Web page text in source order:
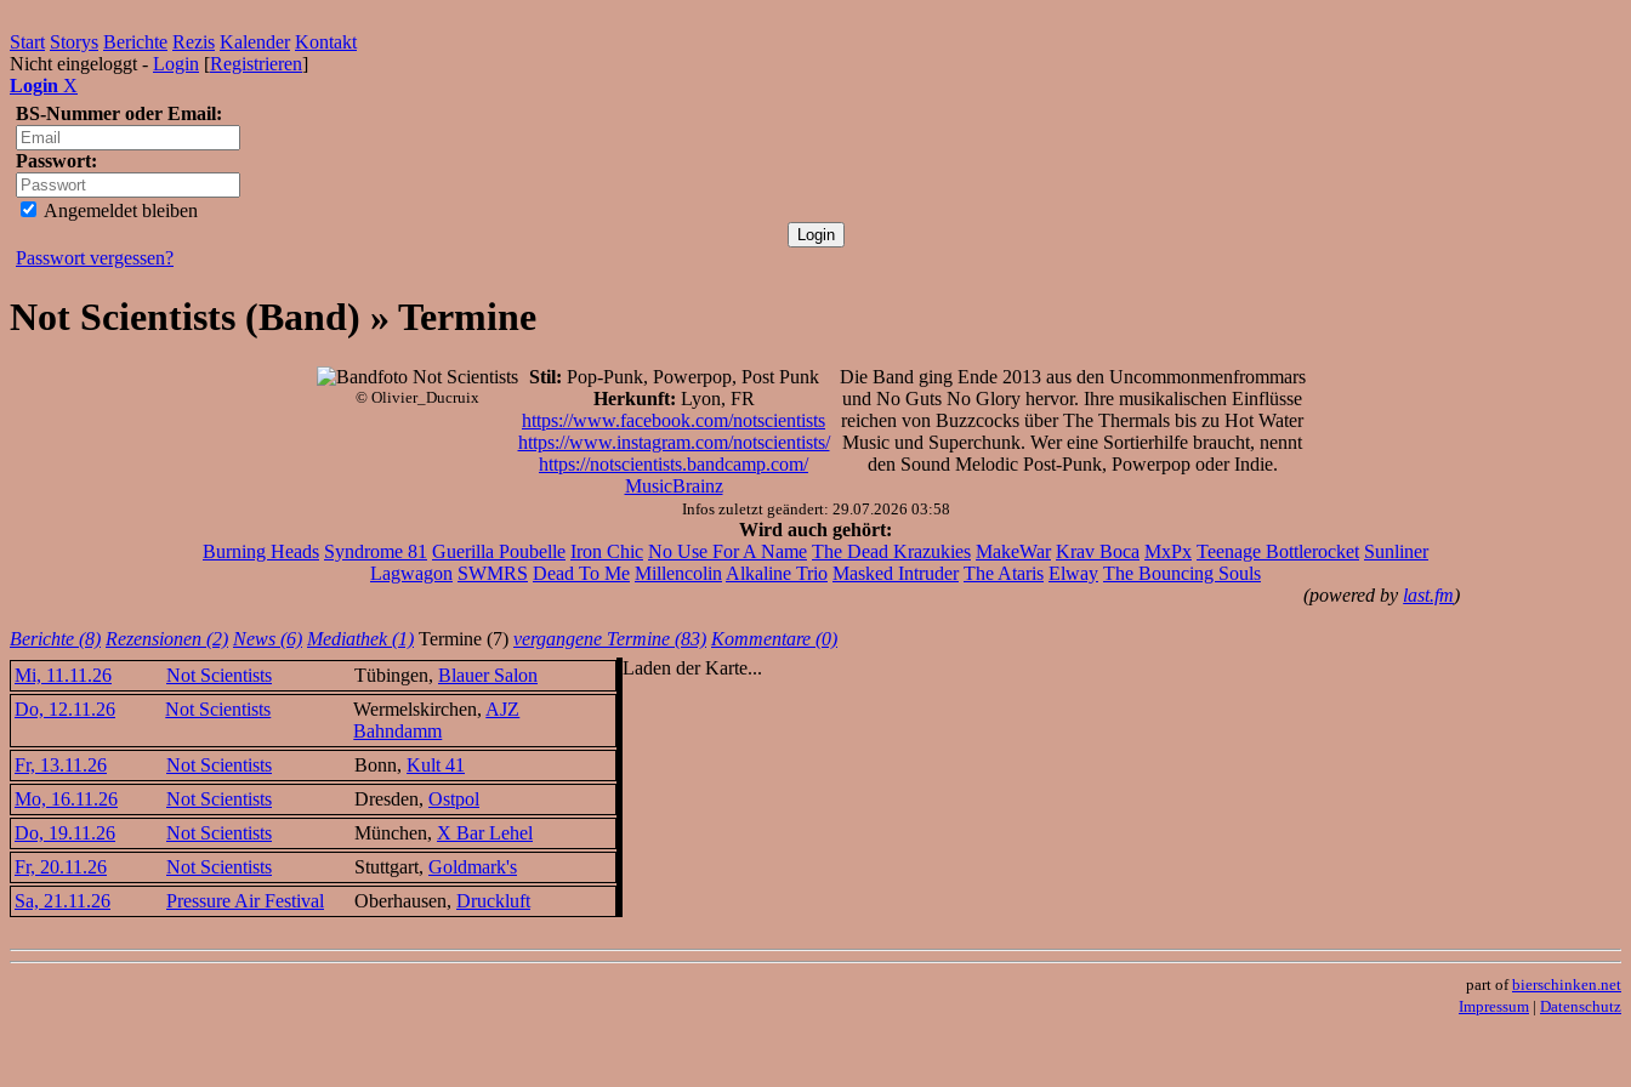
Start Storys Berichte Rezis Kalender Kontakt
Nicht eingeloggt - Login [Registrieren]
Login X
BS-Nummer oder Email:
Passwort:
Angemeldet bleiben
Passwort vergessen?
Not Scientists (Band) » Termine
© Olivier_Ducruix
Stil: Pop-Punk, Powerpop, Post Punk
Herkunft: Lyon, FR
https://www.facebook.com/notscientists
https://www.instagram.com/notscientists/
https://notscientists.bandcamp.com/
MusicBrainz
Die Band ging Ende 2013 aus den Uncommonmenfrommars
und No Guts No Glory hervor. Ihre musikalischen Einflüsse
reichen von Buzzcocks über The Thermals bis zu Hot Water
Music und Superchunk. Wer eine Sortierhilfe braucht, nennt
den Sound Melodic Post-Punk, Powerpop oder Indie.
Infos zuletzt geändert: 29.07.2026 03:58
Wird auch gehört:
Burning Heads Syndrome 81 Guerilla Poubelle Iron Chic No Use For A Name The Dead Krazukies MakeWar Krav Boca MxPx Teenage Bottlerocket Sunliner
Lagwagon SWMRS Dead To Me Millencolin Alkaline Trio Masked Intruder The Ataris Elway The Bouncing Souls
(powered by last.fm)
Berichte (8) Rezensionen (2) News (6) Mediathek (1) Termine (7) vergangene Termine (83) Kommentare (0)
Mi, 11.11.26
Not Scientists Tübingen, Blauer Salon
Do, 12.11.26
Not Scientists Wermelskirchen, AJZ
Bahndamm
Fr, 13.11.26
Not Scientists Bonn, Kult 41
Mo, 16.11.26
Not Scientists Dresden, Ostpol
Do, 19.11.26
Not Scientists München, X Bar Lehel
Fr, 20.11.26
Not Scientists Stuttgart, Goldmark's
Sa, 21.11.26
Pressure Air Festival Oberhausen, Druckluft
Laden der Karte...
part ofbierschinken.net
Impressum | Datenschutz